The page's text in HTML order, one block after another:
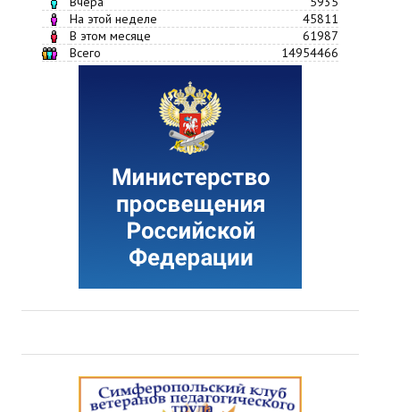
На этой неделе
45811
В этом месяце
61987
Всего
14954466